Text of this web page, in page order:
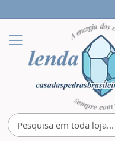
Nav